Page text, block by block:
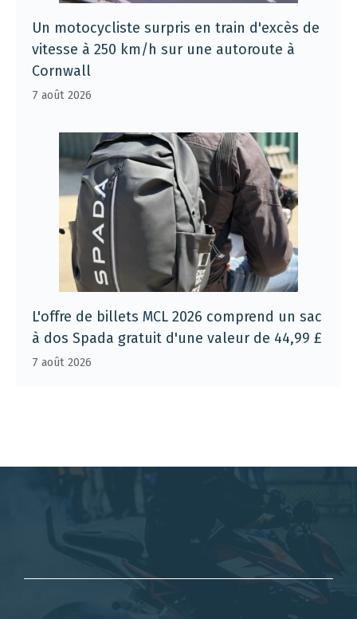
Un motocycliste surpris en train d'excès de
vitesse à 250 km/h sur une autoroute à
Cornwall
7 août 2026
L'offre de billets MCL 2026 comprend un sac
à dos Spada gratuit d'une valeur de 44,99 £
7 août 2026